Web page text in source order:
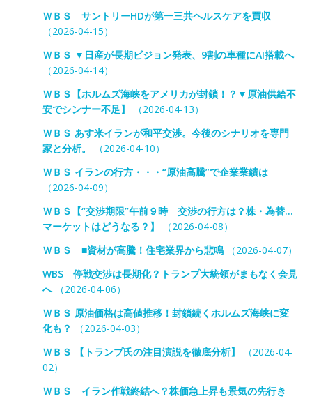
ＷＢＳ サントリーHDが第一三共ヘルスケアを買収
（2026-04-15）
ＷＢＳ ▼日産が長期ビジョン発表、9割の車種にAI搭載へ
（2026-04-14）
ＷＢＳ【ホルムズ海峡をアメリカが封鎖！？▼原油供給不
安でシンナー不足】
（2026-04-13）
ＷＢＳ あす米イランが和平交渉。今後のシナリオを専門
家と分析。
（2026-04-10）
ＷＢＳ イランの行方・・・“原油高騰”で企業業績は
（2026-04-09）
ＷＢＳ【“交渉期限”午前９時 交渉の行方は？株・為替…
マーケットはどうなる？】
（2026-04-08）
ＷＢＳ ■資材が高騰！住宅業界から悲鳴（2026-04-07）
WBS 停戦交渉は長期化？トランプ大統領がまもなく会見
へ（2026-04-06）
ＷＢＳ 原油価格は高値推移！封鎖続くホルムズ海峡に変
化も？
（2026-04-03）
ＷＢＳ 【トランプ氏の注目演説を徹底分析】
（2026-04-
02）
ＷＢＳ イラン作戦終結へ？株価急上昇も景気の先行き